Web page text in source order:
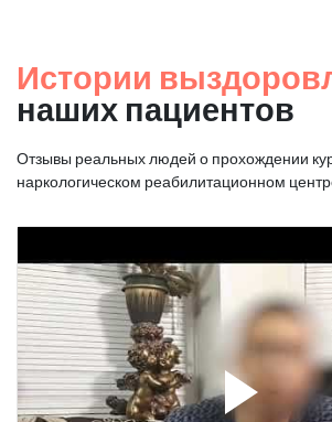
Истории
наших пациентов
Отзывы реальных людей о прохождении
наркологическом реабилитационном